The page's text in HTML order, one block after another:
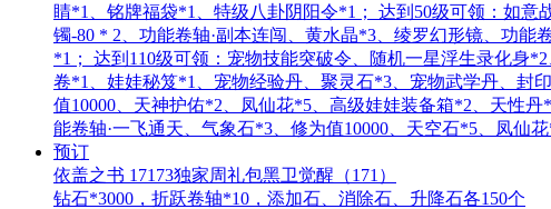
睛*1、铭牌福袋*1、特级八卦阴阳令*1； 达到50级可领：如
镯-80 * 2、功能卷轴·副本连闯、黄水晶*3、绫罗幻形镜、功
*1； 达到110级可领：宠物技能突破令、随机一星浮生录化身
卷*1、娃娃秘笈*1、宠物经验丹、聚灵石*3、宠物武学丹、封
值10000、天神护佑*2、凤仙花*5、高级娃娃装备箱*2、天性
能卷轴·一飞通天、气象石*3、修为值10000、天空石*5、凤
预订
依盖之书 17173独家周礼包黑卫觉醒（171）
钻石*3000，折跃卷轴*10，添加石、消除石、升降石各150个